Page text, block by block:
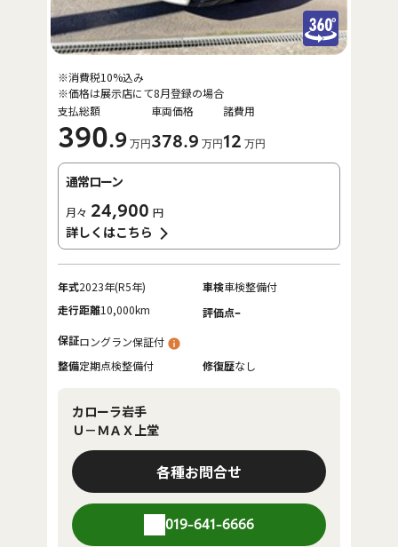
支払総額
390.9 万円
車両価格
378.9 万円
諸費用
12 万円
※消費税10%込み
※価格は展示店にて8月登録の場合
通常ローン
月々 24,900 円
詳しくはこちら
年式2023年(R5年) 車検車検整備付
走行距離10,000km 評価点-
保証ロングラン保証付
整備定期点検整備付 修復歴なし
カローラ岩手
Ｕ－ＭＡＸ上堂
各種お問合せ
019-641-6666